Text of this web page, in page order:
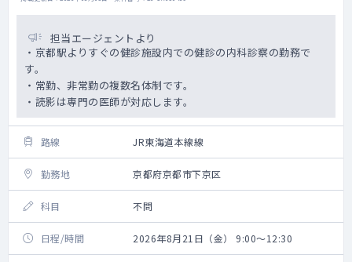
担当エージェントより
・京都駅よりすぐの健診施設内での健診の内科診察の勤務で
す。
・常勤、非常勤の複数名体制です。
・読影は専門の医師が対応します。
路線 JR東海道本線線
勤務地 京都府京都市下京区
科目 不問
日程/時間 2026年8月21日（金） 9:00～12:30